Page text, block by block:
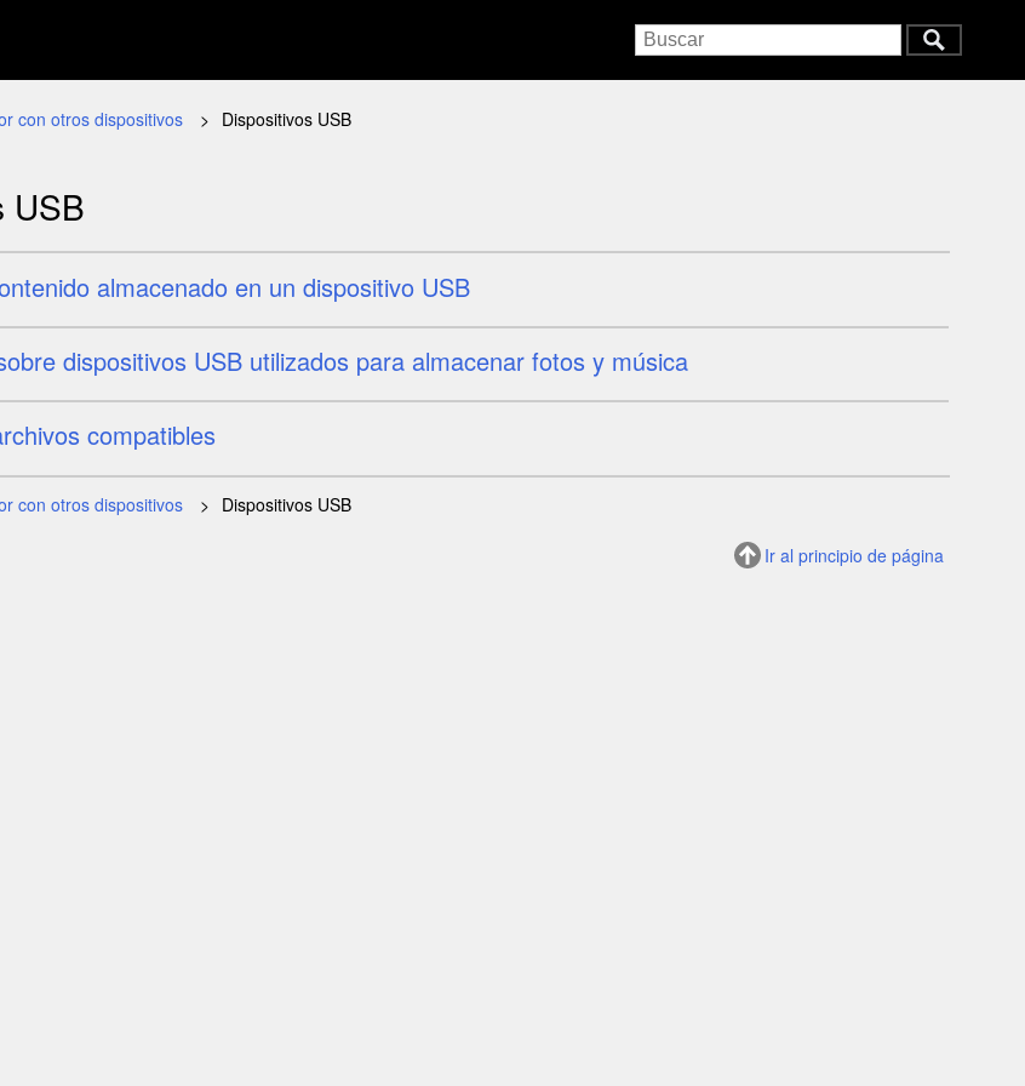
con otros dispositivos Dispositivos USB
USB
almacenado en un dispositivo USB
dispositivos USB utilizados para almacenar fotos y música
compatibles
con otros dispositivos Dispositivos USB
Ir al principio de página